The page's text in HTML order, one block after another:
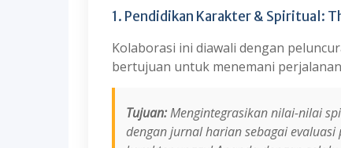
1. Pendidikan Karakter & Spiritual:
Kolaborasi ini diawali dengan
bertujuan untuk menemani
Tujuan:Mengintegrasikan nilai-nilai
dengan jurnal harian sebagai